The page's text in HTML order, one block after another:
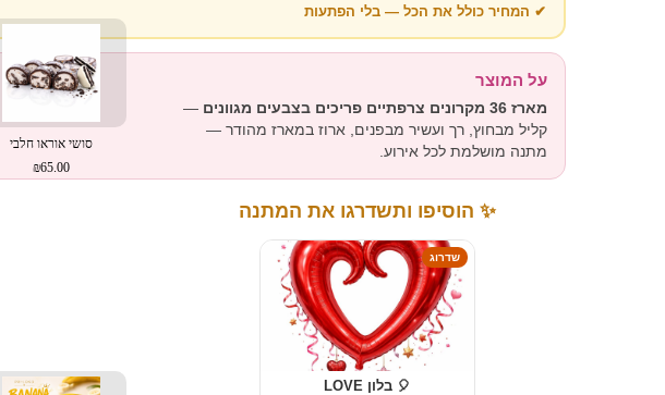
סושי אוראו חלבי
₪65.00
✔ המחיר כולל את הכל — בלי הפתעות
על המוצר
מארז 36 מקרונים צרפתיים פריכים בצבעים מגוונים
—
קליל מבחוץ, רך ועשיר מבפנים, ארוז במארז מהודר —
מתנה מושלמת לכל אירוע.
✨ הוסיפו ותשדרגו את המתנה
שדרוג
🎈 בלון LOVE